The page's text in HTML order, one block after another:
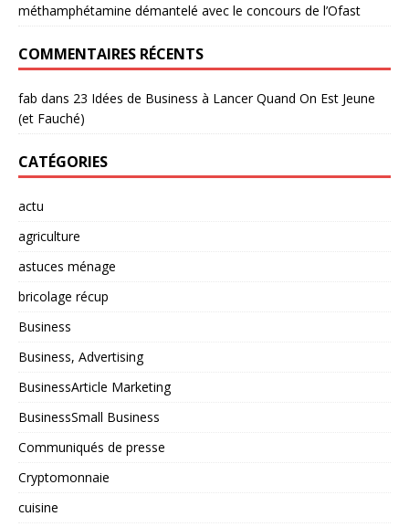
méthamphétamine démantelé avec le concours de l’Ofast
COMMENTAIRES RÉCENTS
fab dans 23 Idées de Business à Lancer Quand On Est Jeune
(et Fauché)
CATÉGORIES
actu
agriculture
astuces ménage
bricolage récup
Business
Business, Advertising
BusinessArticle Marketing
BusinessSmall Business
Communiqués de presse
Cryptomonnaie
cuisine